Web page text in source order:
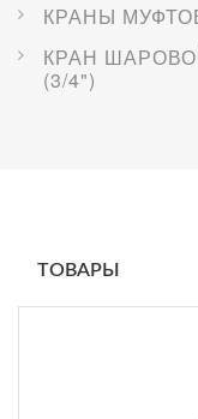
КРАНЫ
КРАН
(3/4")
ТОВАРЫ